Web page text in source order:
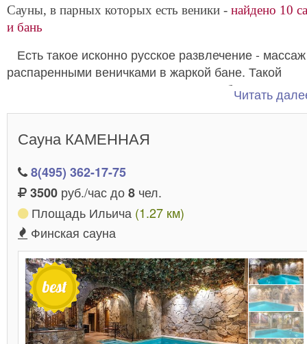
Сауны, в парных которых есть веники - найдено 10
и бань
Есть такое исконно русское развлечение - массаж
распаренными веничками в жаркой бане. Такой
массаж отлично разгоняет кровь и благодаря
. Любители
сауны с вениками из нашего каталога
из березы, липы или дуба.
Чтобы массаж был вдвойне приятным,
можете воспользоваться услугами банщика
которые предоставляются практически
саунах Москвы. Кроме того, для наибольшей
от отдыха, дорогие гости могут попробовать СПА-
процедуры, ароматерапию и пропарки.
Читать
Сауна КАМЕННАЯ
8(495) 362-17-75
3500 руб./час до8 чел.
Площадь Ильича (1.27 км)
Финская сауна